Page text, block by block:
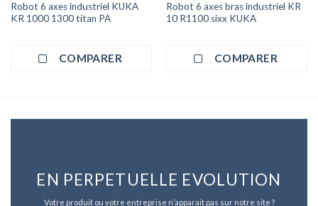
Robot 6 axes industriel KUKA
KR 1000 1300 titan PA
COMPARER
Robot 6 axes bras industriel KR
10 R1100 sixx KUKA
COMPARER
EN PERPETUELLE EVOLUTION
Votre produit ou votre entreprise n’apparait pas sur notre site ?